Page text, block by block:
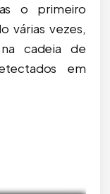
o primeiro
várias vezes,
cadeia de
em